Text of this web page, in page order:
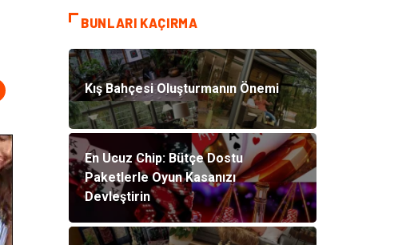
BUNLARI KAÇIRMA
Kış Bahçesi Oluşturmanın Önemi
En Ucuz Chip: Bütçe Dostu
Paketlerle Oyun Kasanızı
Devleştirin